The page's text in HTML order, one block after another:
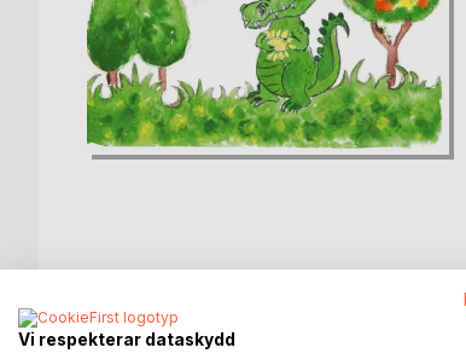
Vi respekterar dataskydd